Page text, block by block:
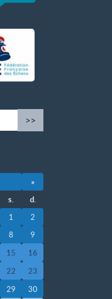
>>
»
s.
d.
1
2
8
9
15
16
22
23
29
30